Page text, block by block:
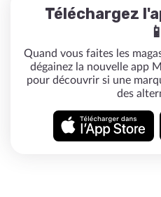
Téléchargez
📱
Quand vous faites les
dégainez la nouvelle app
pour découvrir si une
des